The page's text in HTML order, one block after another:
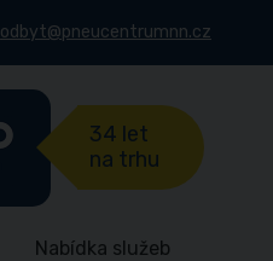
odbyt@pneucentrumnn.cz
34 let
na trhu
Nabídka služeb